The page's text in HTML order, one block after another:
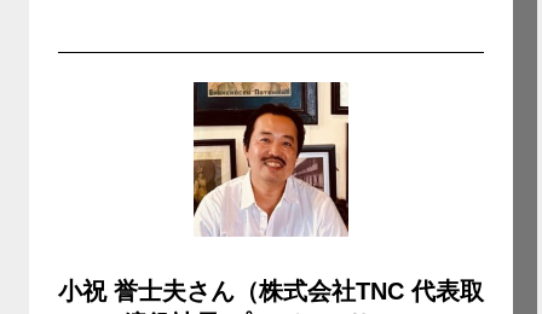
小祝 誉士夫さん（株式会社TNC 代表取